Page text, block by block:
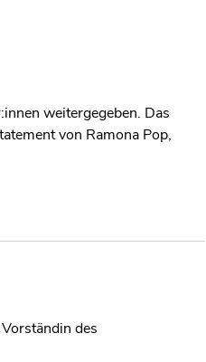
weitergegeben. Das
von Ramona Pop,
des